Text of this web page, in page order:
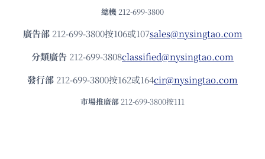
總機 212-699-3800
廣告部212-699-3800按106或107sales@nysingtao.com
分類廣告 212-699-3808classified@nysingtao.com
發⾏部 212-699-3800按162或164cir@nysingtao.com
市場推廣部 212-699-3800按111